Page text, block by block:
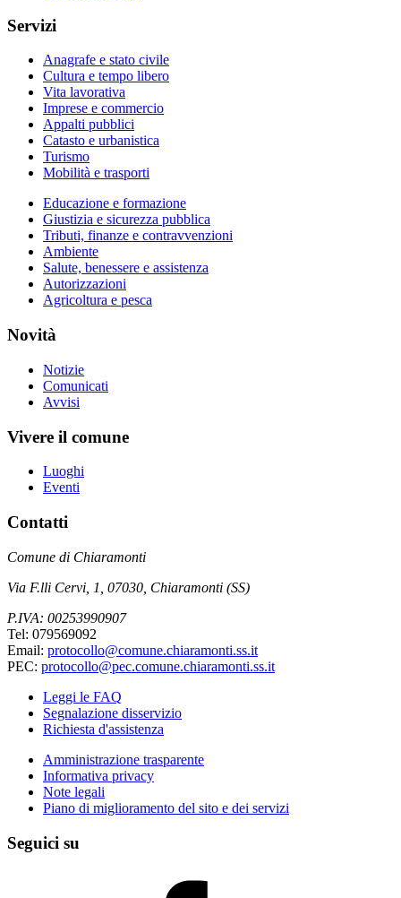
Servizi
Anagrafe e stato civile
Cultura e tempo libero
Vita lavorativa
Imprese e commercio
Appalti pubblici
Catasto e urbanistica
Turismo
Mobilità e trasporti
Educazione e formazione
Giustizia e sicurezza pubblica
Tributi, finanze e contravvenzioni
Ambiente
Salute, benessere e assistenza
Autorizzazioni
Agricoltura e pesca
Novità
Notizie
Comunicati
Avvisi
Vivere il comune
Luoghi
Eventi
Contatti
Comune di Chiaramonti
Via F.lli Cervi, 1, 07030, Chiaramonti (SS)
P.IVA: 00253990907
Tel: 079569092
Email: protocollo@comune.chiaramonti.ss.it
PEC: protocollo@pec.comune.chiaramonti.ss.it
Leggi le FAQ
Segnalazione disservizio
Richiesta d'assistenza
Amministrazione trasparente
Informativa privacy
Note legali
Piano di miglioramento del sito e dei servizi
Seguici su